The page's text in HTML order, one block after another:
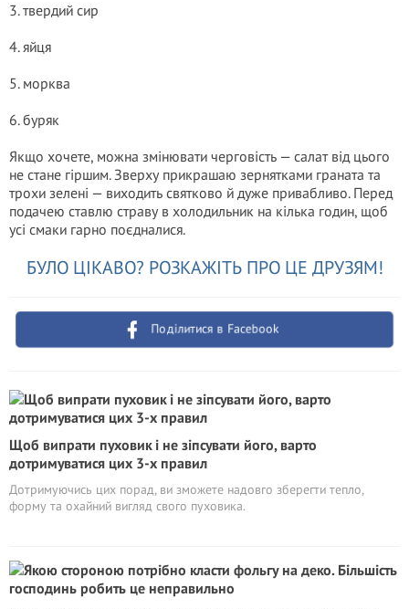
3. твердий сир
4. яйця
5. морква
6. буряк
Якщо хочете, можна змінювати черговість — салат від цього
не стане гіршим. Зверху прикрашаю зернятками граната та
трохи зелені — виходить святково й дуже привабливо. Перед
подачею ставлю страву в холодильник на кілька годин, щоб
усі смаки гарно поєдналися.
БУЛО ЦІКАВО? РОЗКАЖІТЬ ПРО ЦЕ ДРУЗЯМ!
Поділитися в Facebook
Щоб випрати пуховик і не зіпсувати його, варто
дотримуватися цих 3-х правил
Дотримуючись цих порад, ви зможете надовго зберегти тепло,
форму та охайний вигляд свого пуховика.